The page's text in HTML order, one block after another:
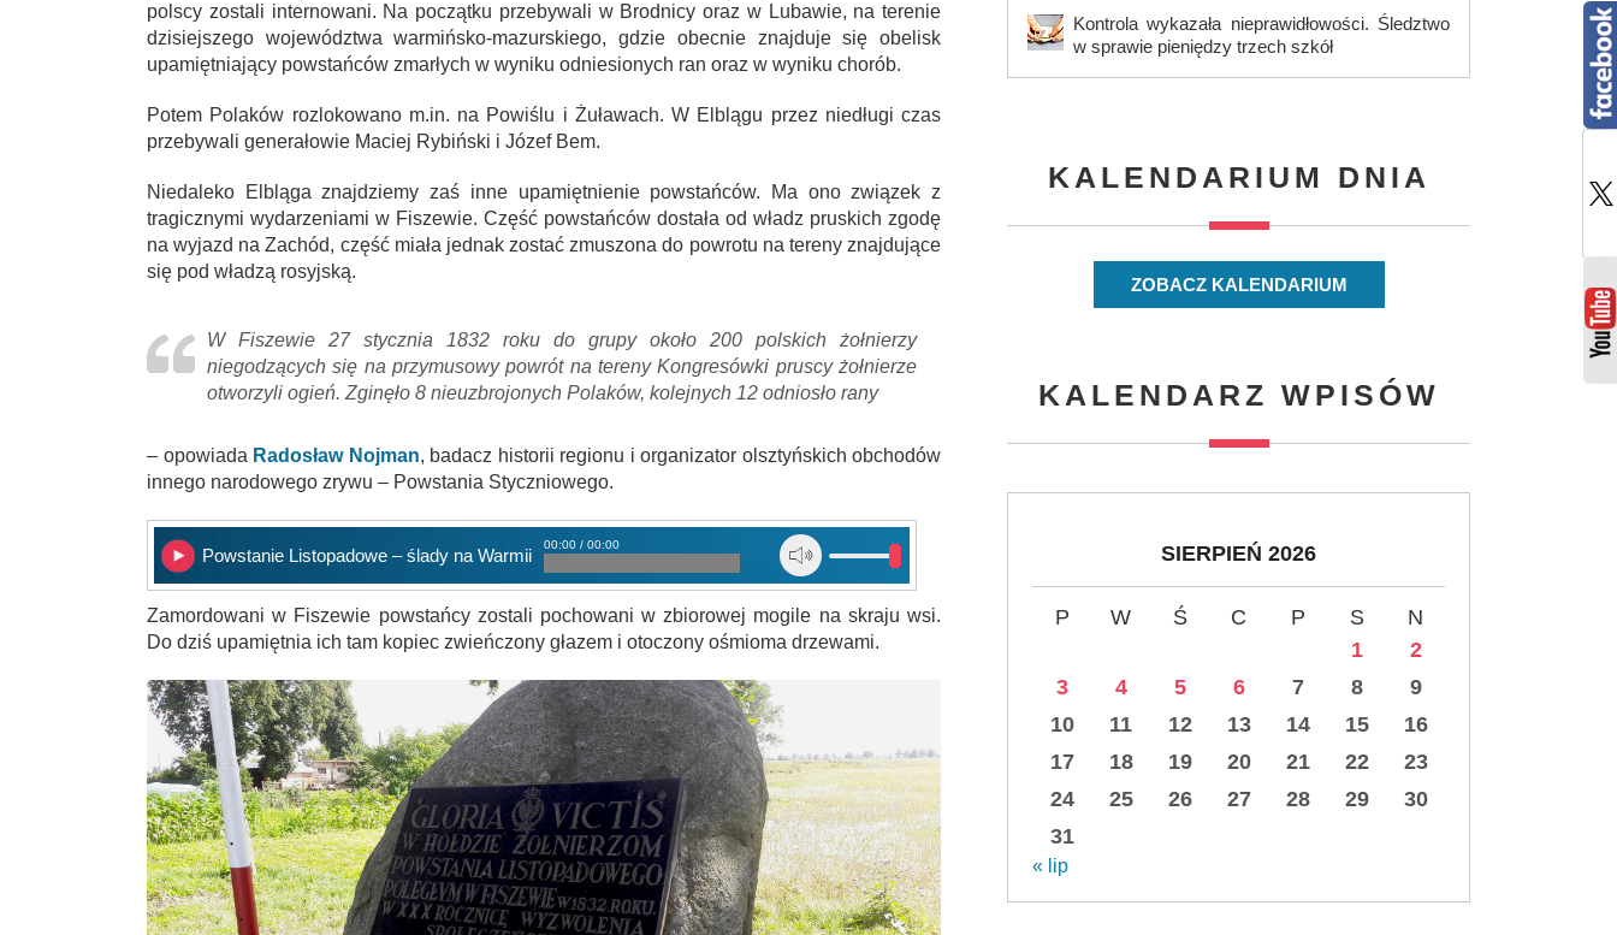
polscy zostali internowani. Na początku przebywali w Brodnicy oraz w Lubawie, na terenie
dzisiejszego województwa warmińsko-mazurskiego, gdzie obecnie znajduje się obelisk
upamiętniający powstańców zmarłych w wyniku odniesionych ran oraz w wyniku chorób.
Potem Polaków rozlokowano m.in. na Powiślu i Żuławach. W Elblągu przez niedługi czas
przebywali generałowie Maciej Rybiński i Józef Bem.
Niedaleko Elbląga znajdziemy zaś inne upamiętnienie powstańców. Ma ono związek z
tragicznymi wydarzeniami w Fiszewie. Część powstańców dostała od władz pruskich zgodę
na wyjazd na Zachód, część miała jednak zostać zmuszona do powrotu na tereny znajdujące
się pod władzą rosyjską.
W Fiszewie 27 stycznia 1832 roku do grupy około 200 polskich żołnierzy
niegodzących się na przymusowy powrót na tereny Kongresówki pruscy żołnierze
otworzyli ogień. Zginęło 8 nieuzbrojonych Polaków, kolejnych 12 odniosło rany
– opowiada Radosław Nojman, badacz historii regionu i organizator olsztyńskich obchodów
innego narodowego zrywu – Powstania Styczniowego.
Powstanie Listopadowe – ślady na Warmii i Mazurach
00:00 / 00:00
Zamordowani w Fiszewie powstańcy zostali pochowani w zbiorowej mogile na skraju wsi.
Do dziś upamiętnia ich tam kopiec zwieńczony głazem i otoczony ośmioma drzewami.
Kontrola wykazała nieprawidłowości. Śledztwo
w sprawie pieniędzy trzech szkół
KALENDARIUM DNIA
ZOBACZ KALENDARIUM
KALENDARZ WPISÓW
SIERPIEŃ 2026
P W Ś C P S
N
1
2
3
4 5 6 7 8
9
10
11 12 13 14 15
16
17
18 19 20 21 22
23
24
25 26 27 28 29
30
31
« lip